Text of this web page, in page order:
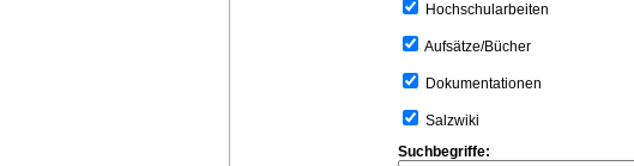
Hochschularbeiten
Aufsätze/Bücher
Dokumentationen
Salzwiki
Suchbegriffe: